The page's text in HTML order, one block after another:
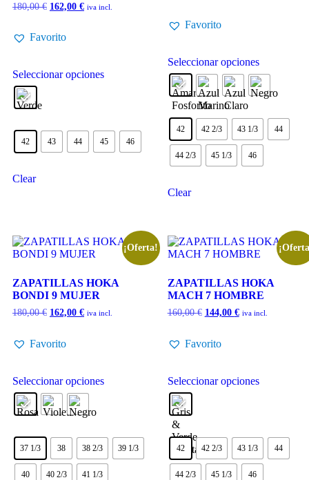
180,00€ 162,00 € iva incl.
Favorito
Seleccionar opciones
42 43 44 45 46
Clear
Favorito
Seleccionar opciones
42 42 2/3 43 1/3 44
44 2/3 45 1/3 46
Clear
¡Oferta!
ZAPATILLAS HOKA
BONDI 9 MUJER
180,00€ 162,00 € iva incl.
Favorito
Seleccionar opciones
37 1/3 38 38 2/3 39 1/3
40 40 2/3 41 1/3
ZAPATILLAS HOKA
MACH 7 HOMBRE
160,00€ 144,00 € iva incl.
Favorito
Seleccionar opciones
42 42 2/3 43 1/3 44
44 2/3 45 1/3 46